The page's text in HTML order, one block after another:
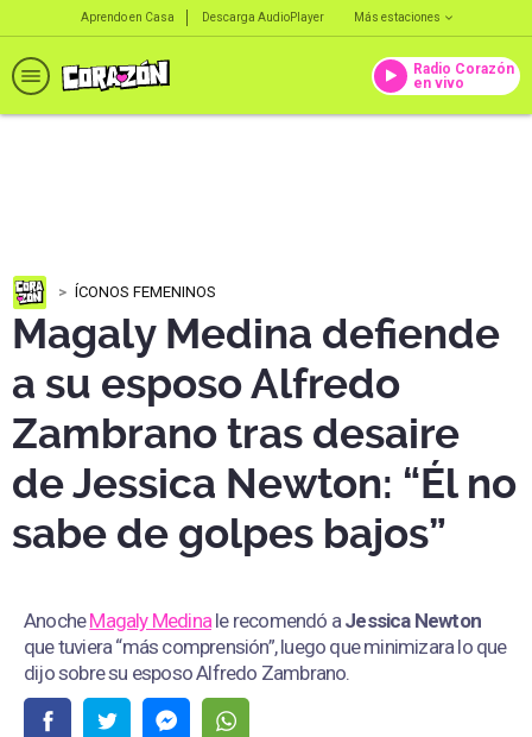
Aprendo en Casa Descarga AudioPlayer Más estaciones
Radio Corazón
en vivo
ÍCONOS FEMENINOS
Magaly Medina defiende
a su esposo Alfredo
Zambrano tras desaire
de Jessica Newton: “Él no
sabe de golpes bajos”
AnocheMagaly Medina le recomendó a Jessica Newton
que tuviera “más comprensión”, luego que minimizara lo que
dijo sobre su esposo Alfredo Zambrano.